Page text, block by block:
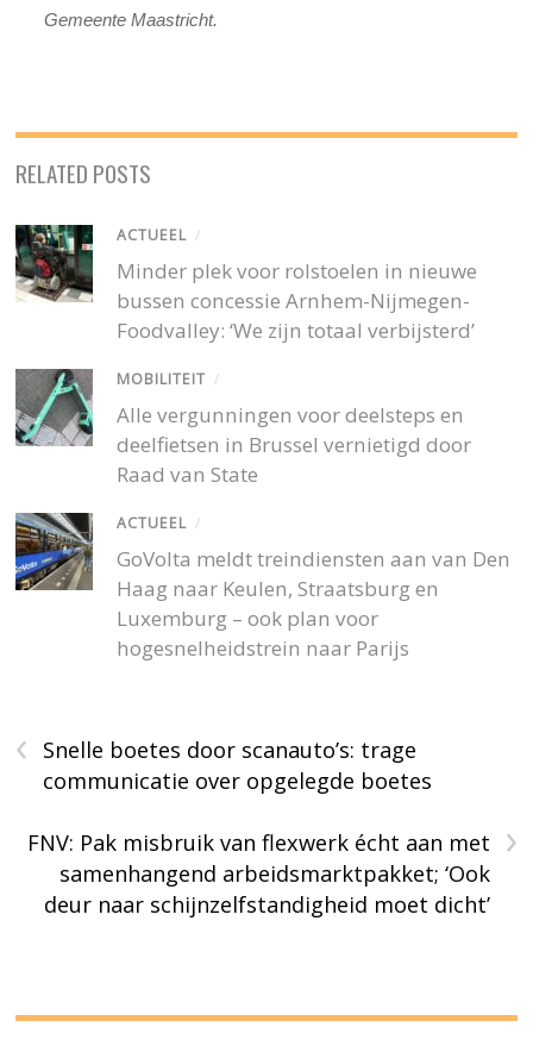
Gemeente Maastricht.
RELATED POSTS
ACTUEEL /
Minder plek voor rolstoelen in nieuwe
bussen concessie Arnhem-Nijmegen-
Foodvalley: ‘We zijn totaal verbijsterd’
MOBILITEIT /
Alle vergunningen voor deelsteps en
deelfietsen in Brussel vernietigd door
Raad van State
ACTUEEL /
GoVolta meldt treindiensten aan van Den
Haag naar Keulen, Straatsburg en
Luxemburg – ook plan voor
hogesnelheidstrein naar Parijs
‹
Snelle boetes door scanauto’s: trage
communicatie over opgelegde boetes
›
FNV: Pak misbruik van flexwerk écht aan met
samenhangend arbeidsmarktpakket; ‘Ook
deur naar schijnzelfstandigheid moet dicht’